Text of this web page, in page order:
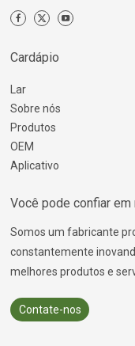
Cardápio
Lar
Sobre nós
Produtos
OEM
Aplicativo
Você pode confiar em
Somos um fabricante
constantemente
melhores produtos e
Contate-nos